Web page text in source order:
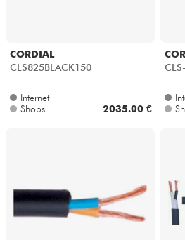
CORDIAL
CLS825BLACK150
Internet
Shops
2035.00 €